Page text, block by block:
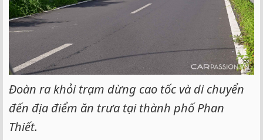
Đoàn ra khỏi trạm dừng cao tốc và di chuyển
đến địa điểm ăn trưa tại thành phố Phan
Thiết.